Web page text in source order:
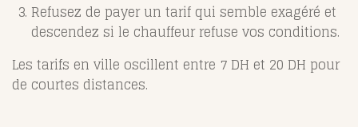
Refusez de payer un tarif qui semble exagéré et
descendez si le chauffeur refuse vos conditions.
Les tarifs en ville oscillent entre 7 DH et 20 DH pour
de courtes distances.